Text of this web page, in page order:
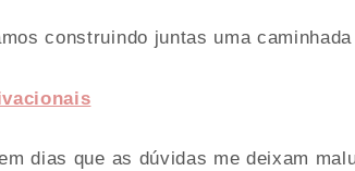
construindo juntas uma
dias que as dúvidas me deixam